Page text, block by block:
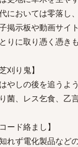
においては零落し
掲示板や動画サイ
りに取り憑く憑き
芝刈り鬼】
やしの後を追うよ
菌、レス乞食、乙
コード絡まし】
れず電化製品など